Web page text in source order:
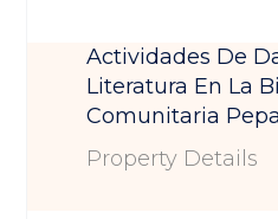
Actividades De
Literatura En La
Comunitaria
Property Details